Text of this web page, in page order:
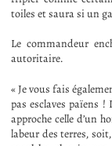
toiles et saura si un
Le commandeur
autoritaire.
« Je vous fais
pas esclaves païens
approche celle d’un
labeur des terres,